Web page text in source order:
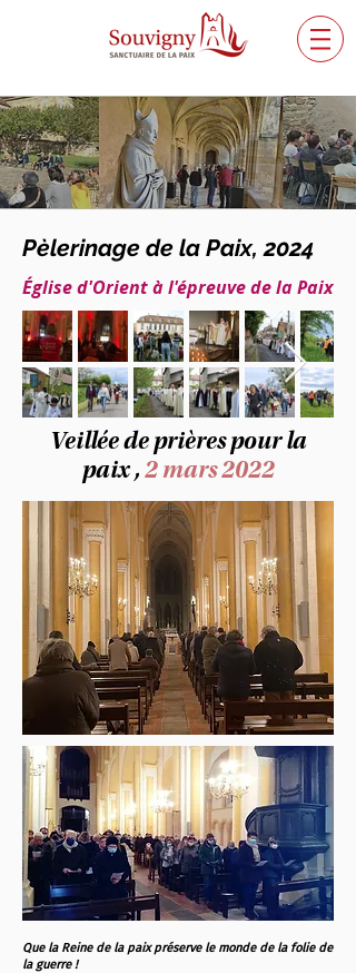
Pèlerinage de la Paix, 2024
Église d'Orient à l'épreuve de la Paix
Veillée de prières pour la
paix , 2 mars 2022
Que la Reine de la paix préserve le monde de la folie de
la guerre !